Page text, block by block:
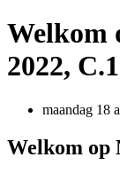
Welkom
2022,
maandag 18
Welkom op